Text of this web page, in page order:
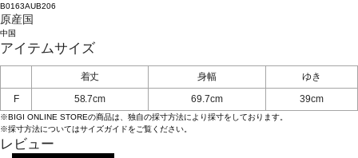
B0163AUB206
原産国
中国
アイテムサイズ
着丈 身幅
ゆき
F
58.7cm 69.7cm 39cm
※BIGI ONLINE STOREの商品は、独自の採寸方法により採寸をしております。
※採寸方法についてはサイズガイドをご覧ください。
レビュー